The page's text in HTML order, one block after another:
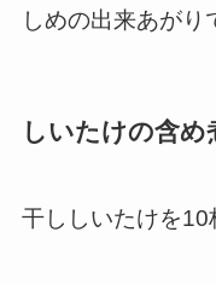
しめの出来あがり
しいたけの含め
干ししいたけを10